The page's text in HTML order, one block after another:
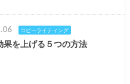
コピーライティング
果を上げる５つの方法